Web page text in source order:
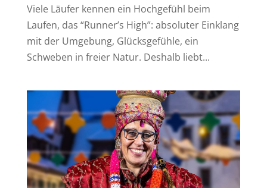
Viele Läufer kennen ein Hochgefühl beim
Laufen, das “Runner’s High”: absoluter Einklang
mit der Umgebung, Glücksgefühle, ein
Schweben in freier Natur. Deshalb liebt...